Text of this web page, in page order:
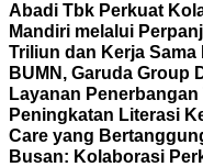
Abadi Tbk Perkuat
Mandiri melalui
Triliun dan Kerja Sama
BUMN, Garuda Group
Layanan Penerbangan
Peningkatan Literasi
Care yang
Busan: Kolaborasi